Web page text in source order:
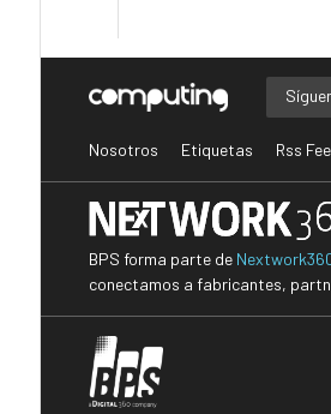
Nosotros Etiquetas Rss
BPS forma parte de
conectamos a fabricantes,